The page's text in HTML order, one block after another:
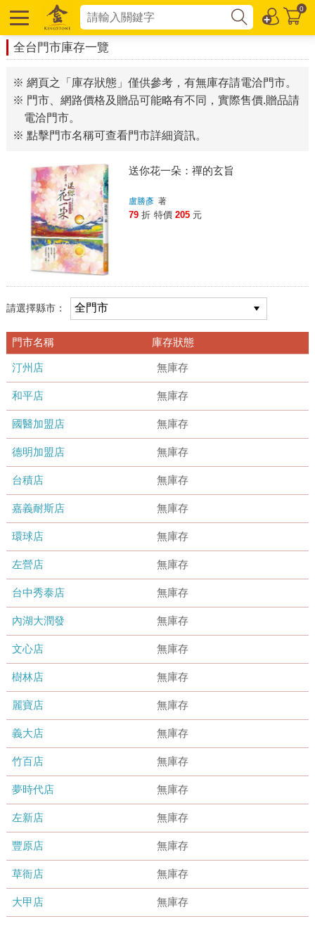
0
全台門市庫存一覽
※ 網頁之「庫存狀態」僅供參考，有無庫存請電洽門市。
※ 門市、網路價格及贈品可能略有不同，實際售價.贈品請
電洽門市。
※ 點擊門市名稱可查看門市詳細資訊。
送你花一朵：禪的玄旨
盧勝彥 著
79 折 特價 205 元
請選擇縣市：
門市名稱 庫存狀態
汀州店 無庫存
和平店 無庫存
國醫加盟店 無庫存
德明加盟店 無庫存
台積店 無庫存
嘉義耐斯店 無庫存
環球店 無庫存
左營店 無庫存
台中秀泰店 無庫存
內湖大潤發 無庫存
文心店 無庫存
樹林店 無庫存
麗寶店 無庫存
義大店 無庫存
竹百店 無庫存
夢時代店 無庫存
左新店 無庫存
豐原店 無庫存
草衙店 無庫存
大甲店 無庫存